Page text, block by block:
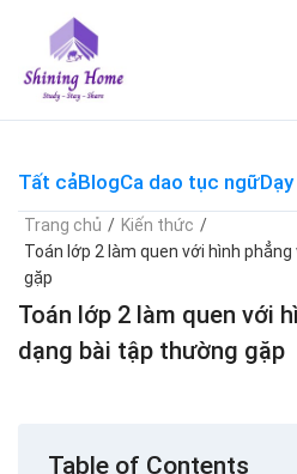
content
Tất cảBlogCa dao tục ngữ
Trang chủ / Kiến thức /
Toán lớp 2 làm quen với hình
gặp
Toán lớp 2 làm quen với
dạng bài tập thường gặp
Table of Contents